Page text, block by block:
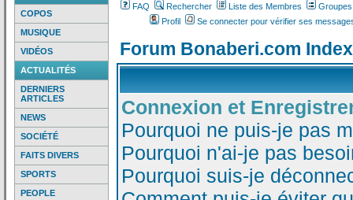
COPOS
MUSIQUE
VIDÉOS
ACTUALITÉS
DERNIERS
ARTICLES
NEWS
SOCIÉTÉ
FAITS DIVERS
SPORTS
PEOPLE
FAQ Rechercher Liste des Membres
Profil
Se connecter pour vérifier ses
Forum Bonaberi.com
Connexion et
Pourquoi ne puis-je pas
Pourquoi n'ai-je pas
Pourquoi suis-je